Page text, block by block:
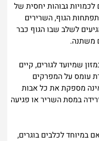
גבוהות יחסית של
הגוף, השרירים
לשלב שבו הגוף כבר
משתנה.
שמיועד לגורים, קיים
עומס על המפרקים
מספקת את כל אבות
במסת השריר או פגיעה
במיוחד לכלבים בוגרים,